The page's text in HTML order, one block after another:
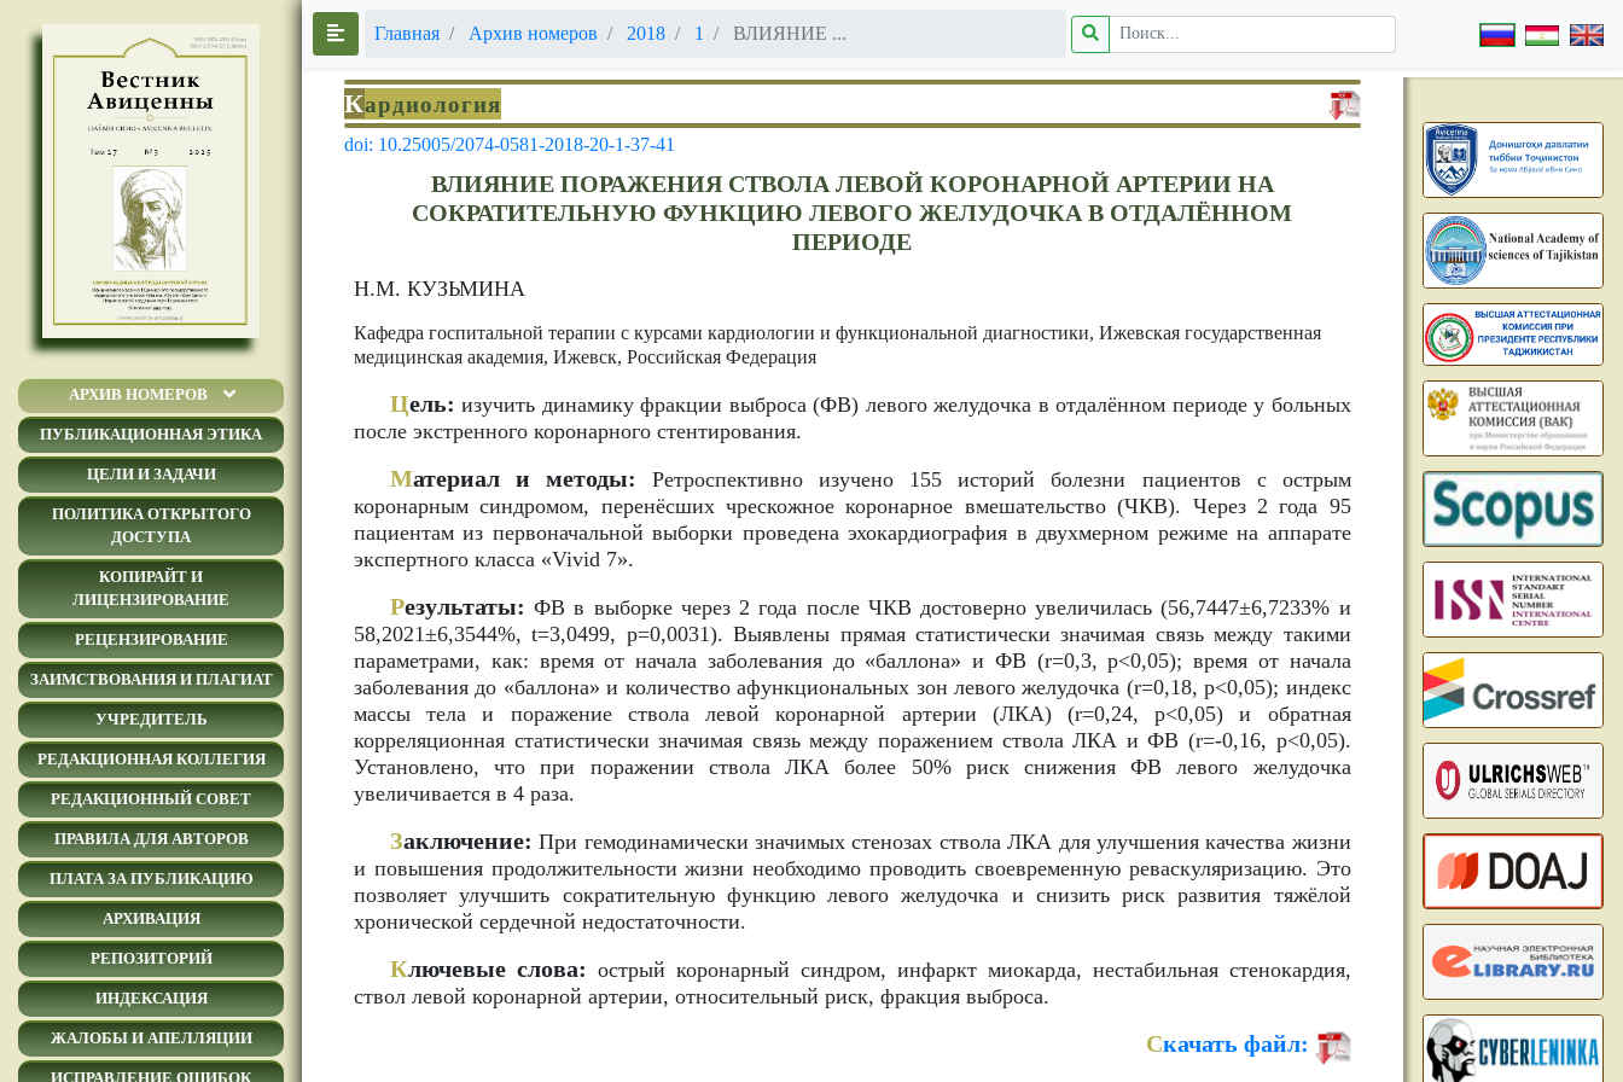
АРХИВ НОМЕРОВ
ПУБЛИКАЦИОННАЯ ЭТИКА
ЦЕЛИ И ЗАДАЧИ
ПОЛИТИКА ОТКРЫТОГО
ДОСТУПА
КОПИРАЙТ И
ЛИЦЕНЗИРОВАНИЕ
РЕЦЕНЗИРОВАНИЕ
ЗАИМСТВОВАНИЯ И ПЛАГИАТ
УЧРЕДИТЕЛЬ
РЕДАКЦИОННАЯ КОЛЛЕГИЯ
РЕДАКЦИОННЫЙ СОВЕТ
ПРАВИЛА ДЛЯ АВТОРОВ
ПЛАТА ЗА ПУБЛИКАЦИЮ
АРХИВАЦИЯ
РЕПОЗИТОРИЙ
ИНДЕКСАЦИЯ
ЖАЛОБЫ И АПЕЛЛЯЦИИ
ИСПРАВЛЕНИЕ ОШИБОК
Главная Архив номеров 2018 1 ВЛИЯНИЕ ...
Кардиология
doi: 10.25005/2074-0581-2018-20-1-37-41
ВЛИЯНИЕ ПОРАЖЕНИЯ СТВОЛА ЛЕВОЙ КОРОНАРНОЙ АРТЕРИИ НА
СОКРАТИТЕЛЬНУЮ ФУНКЦИЮ ЛЕВОГО ЖЕЛУДОЧКА В ОТДАЛЁННОМ
ПЕРИОДЕ
Н.М. КУЗЬМИНА
Кафедра госпитальной терапии с курсами кардиологии и функциональной диагностики, Ижевская государственная
медицинская академия, Ижевск, Российская Федерация
Цель: изучить динамику фракции выброса (ФВ) левого желудочка в отдалённом периоде у больных
после экстренного коронарного стентирования.
Материал и методы:
Ретроспективно изучено 155 историй болезни пациентов с острым
коронарным синдромом, перенёсших чрескожное коронарное вмешательство (ЧКВ). Через 2 года 95
пациентам из первоначальной выборки проведена эхокардиография в двухмерном режиме на аппарате
экспертного класса «Vivid 7».
Результаты: ФВ в выборке через 2 года после ЧКВ достоверно увеличилась (56,7447±6,7233% и
58,2021±6,3544%, t=3,0499, р=0,0031). Выявлены прямая статистически значимая связь между такими
параметрами, как: время от начала заболевания до «баллона» и ФВ (r=0,3, p<0,05); время от начала
заболевания до «баллона» и количество афункциональных зон левого желудочка (r=0,18, p<0,05); индекс
массы тела и поражение ствола левой коронарной артерии (ЛКА) (r=0,24, р<0,05) и обратная
корреляционная статистически значимая связь между поражением ствола ЛКА и ФВ (r=-0,16, p<0,05).
Установлено, что при поражении ствола ЛКА более 50% риск снижения ФВ левого желудочка
увеличивается в 4 раза.
Заключение: При гемодинамически значимых стенозах ствола ЛКА для улучшения качества жизни
и повышения продолжительности жизни необходимо проводить своевременную реваскуляризацию. Это
позволяет улучшить сократительную функцию левого желудочка и снизить риск развития тяжёлой
хронической сердечной недостаточности.
Ключевые слова: острый коронарный синдром, инфаркт миокарда, нестабильная стенокардия,
ствол левой коронарной артерии, относительный риск, фракция выброса.
Скачать файл: